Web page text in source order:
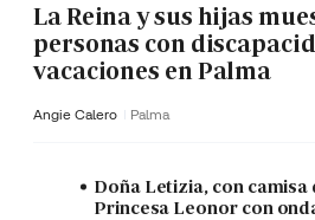
La Reina y sus hijas
personas con
vacaciones en Palma
Angie Calero Palma
Doña Letizia, con
Princesa Leonor con